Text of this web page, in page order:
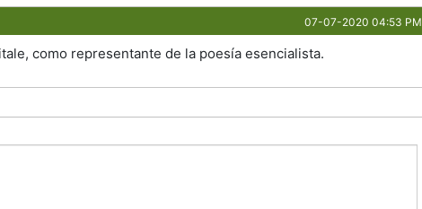
07-07-2020 04:53 PM
como representante de la poesía esencialista.